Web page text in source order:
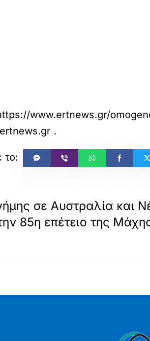
www.ertnews.gr/
.
σε Αυστραλία και
85η επέτειο της